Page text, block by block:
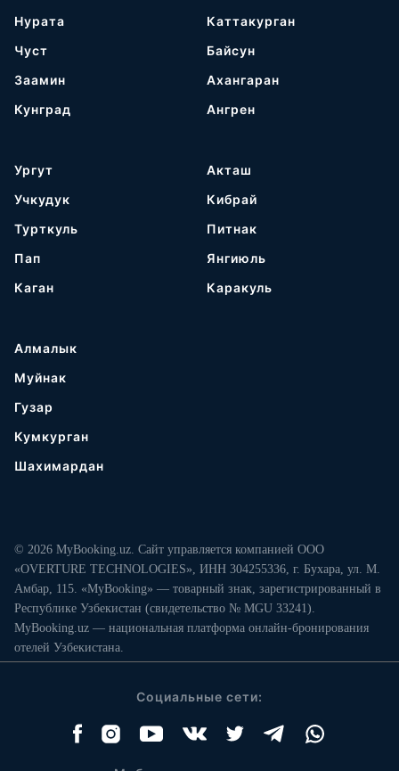
Нурата
Чуст
Заамин
Кунград
Каттакурган
Байсун
Ахангаран
Ангрен
Ургут
Учкудук
Турткуль
Пап
Каган
Акташ
Кибрай
Питнак
Янгиюль
Каракуль
Алмалык
Муйнак
Гузар
Кумкурган
Шахимардан
© 2026 MyBooking.uz. Сайт управляется компанией ООО
«OVERTURE TECHNOLOGIES», ИНН 304255336, г. Бухара, ул. М.
Амбар, 115. «MyBooking» — товарный знак, зарегистрированный в
Республике Узбекистан (свидетельство № MGU 33241).
MyBooking.uz — национальная платформа онлайн-бронирования
отелей Узбекистана.
Социальные сети: